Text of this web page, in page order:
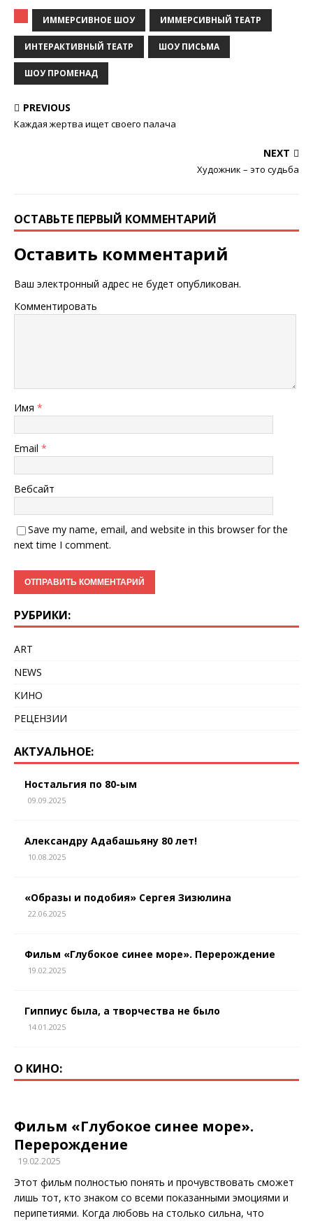
ИММЕРСИВНОЕ ШОУ ИММЕРСИВНЫЙ ТЕАТР
ИНТЕРАКТИВНЫЙ ТЕАТР ШОУ ПИСЬМА
ШОУ ПРОМЕНАД
PREVIOUS
Каждая жертва ищет своего палача
NEXT
Художник – это судьба
ОСТАВЬТЕ ПЕРВЫЙ КОММЕНТАРИЙ
Оставить комментарий
Ваш электронный адрес не будет опубликован.
Комментировать
Имя *
Email *
Вебсайт
Save my name, email, and website in this browser for the
next time I comment.
РУБРИКИ:
ART
NEWS
КИНО
РЕЦЕНЗИИ
АКТУАЛЬНОЕ:
Ностальгия по 80-ым
09.09.2025
Александру Адабашьяну 80 лет!
10.08.2025
«Образы и подобия» Сергея Зизюлина
22.06.2025
Фильм «Глубокое синее море». Перерождение
19.02.2025
Гиппиус была, а творчества не было
14.01.2025
О КИНО:
Фильм «Глубокое синее море».
Перерождение
19.02.2025
Этот фильм полностью понять и прочувствовать сможет
лишь тот, кто знаком со всеми показанными эмоциями и
перипетиями. Когда любовь на столько сильна, что